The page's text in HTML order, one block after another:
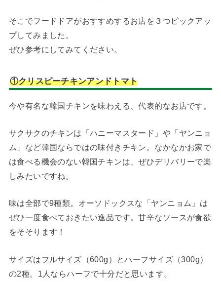
そこでフードドアがおすすめするお店を３つピックアッ
プしてみました。
ぜひ参考にしてみてください。
①クリスピーチキンアンドトマト
今や有名な韓国チキンを味わえる、代表的なお店です。
サクサクのチキンは「ハニーマスタード」や「ヤンニョ
ム」など韓国ならではの味付きチキン。なかなかお家で
は食べる機会のない韓国チキンは、ぜひデリバリーで楽
しみたいですね。
味は全部で9種類。オーソドックスな「ヤンニョム」は
ぜひ一度食べておきたい逸品です。甘辛なソースが食欲
をそそります！
サイズはフルサイズ（600g）とハーフサイズ（300g）
の2種。1人ならハーフで十分だと思います。